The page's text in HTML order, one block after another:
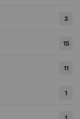
3
15
11
1